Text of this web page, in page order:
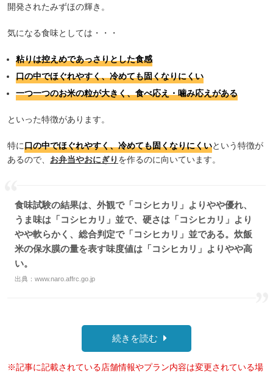
開発されたみずほの輝き。
気になる食味としては・・・
粘りは控えめであっさりとした食感
口の中でほぐれやすく、冷めても固くなりにくい
一つ一つのお米の粒が大きく、食べ応え・噛み応えがある
といった特徴があります。
特に口の中でほぐれやすく、冷めても固くなりにくいという特徴が
あるので、 お弁当やおにぎり を作るのに向いています。
食味試験の結果は、外観で「コシヒカリ」よりやや優れ、
うま味は「コシヒカリ」並で、硬さは「コシヒカリ」より
やや軟らかく、総合判定で「コシヒカリ」並である。炊飯
米の保水膜の量を表す味度値は「コシヒカリ」よりやや高
い。
出典： www.naro.affrc.go.jp
続きを読む
※記事に記載されている店舗情報やプラン内容は変更されている場